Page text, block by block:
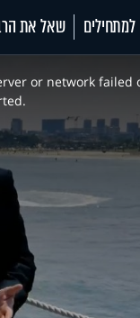
למתחילים שאל את
or network failed